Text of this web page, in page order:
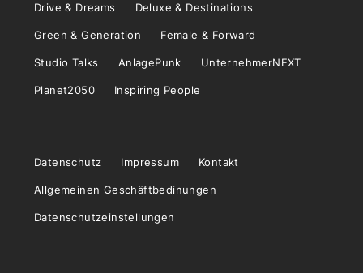
Drive & Dreams Deluxe & Destinations
Green & Generation Female & Forward
Studio Talks AnlagePunk UnternehmerNEXT
Planet2050 Inspiring People
Datenschutz Impressum Kontakt
Allgemeinen Geschäftbedinungen
Datenschutzeinstellungen